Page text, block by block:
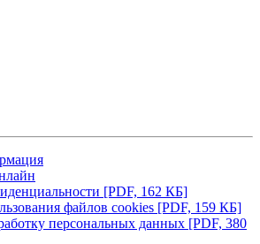
[PDF, 162 КБ]
файлов cookies [PDF, 159 КБ]
персональных данных [PDF, 380